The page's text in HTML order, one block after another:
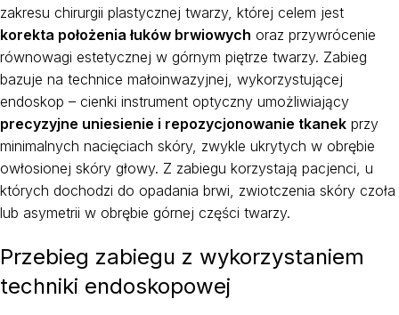
zakresu chirurgii plastycznej twarzy, której celem jest
korekta położenia łuków brwiowych oraz przywrócenie
równowagi estetycznej w górnym piętrze twarzy. Zabieg
bazuje na technice małoinwazyjnej, wykorzystującej
endoskop – cienki instrument optyczny umożliwiający
precyzyjne uniesienie i repozycjonowanie tkanek przy
minimalnych nacięciach skóry, zwykle ukrytych w obrębie
owłosionej skóry głowy. Z zabiegu korzystają pacjenci, u
których dochodzi do opadania brwi, zwiotczenia skóry czoła
lub asymetrii w obrębie górnej części twarzy.
Przebieg zabiegu z wykorzystaniem
techniki endoskopowej